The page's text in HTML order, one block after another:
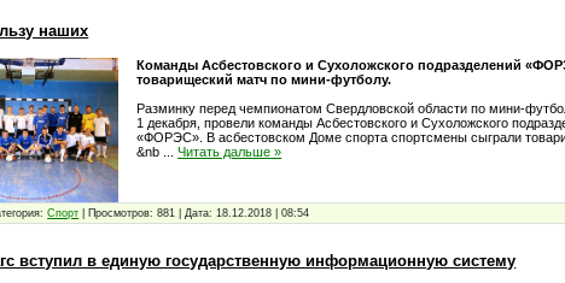
наших
Команды Асбестовского и Сухоложского подразделений
товарищеский матч по мини-футболу.
Разминку перед чемпионатом Свердловской области по мини-
1 декабря, провели команды Асбестовского и Сухоложского
«ФОРЭС». В асбестовском Доме спорта спортсмены сыграли
&nb
...Читать дальше »
Спорт Просмотров: 881 Дата: 18.12.2018 |08:54
вступил в единую государственную информационную систему